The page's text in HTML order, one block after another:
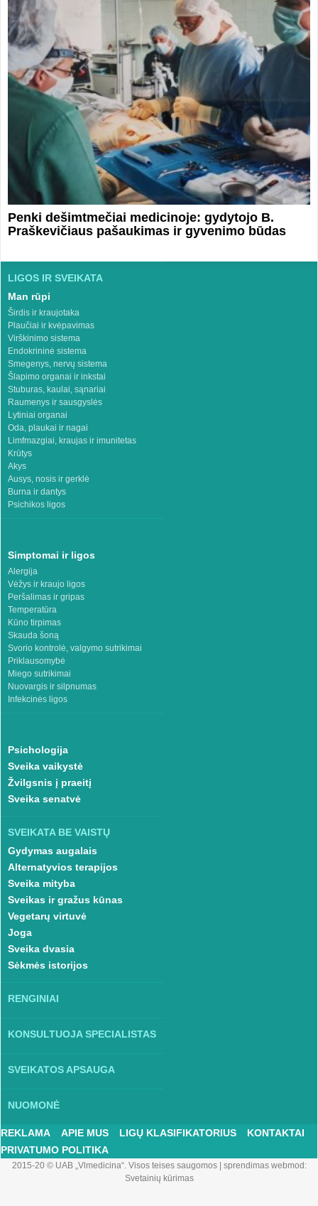
Penki dešimtmečiai medicinoje: gydytojo B.
Praškevičiaus pašaukimas ir gyvenimo būdas
LIGOS IR SVEIKATA
Man rūpi
Širdis ir kraujotaka
Plaučiai ir kvėpavimas
Virškinimo sistema
Endokrininė sistema
Smegenys, nervų sistema
Šlapimo organai ir inkstai
Stuburas, kaulai, sąnariai
Raumenys ir sausgyslės
Lytiniai organai
Oda, plaukai ir nagai
Limfmazgiai, kraujas ir imunitetas
Krūtys
Akys
Ausys, nosis ir gerklė
Burna ir dantys
Psichikos ligos
Simptomai ir ligos
Alergija
Vėžys ir kraujo ligos
Peršalimas ir gripas
Temperatūra
Kūno tirpimas
Skauda šoną
Svorio kontrolė, valgymo sutrikimai
Priklausomybė
Miego sutrikimai
Nuovargis ir silpnumas
Infekcinės ligos
Psichologija
Sveika vaikystė
Žvilgsnis į praeitį
Sveika senatvė
SVEIKATA BE VAISTŲ
Gydymas augalais
Alternatyvios terapijos
Sveika mityba
Sveikas ir gražus kūnas
Vegetarų virtuvė
Joga
Sveika dvasia
Sėkmės istorijos
RENGINIAI
KONSULTUOJA SPECIALISTAS
SVEIKATOS APSAUGA
NUOMONĖ
REKLAMA APIE MUS LIGŲ KLASIFIKATORIUS
KONTAKTAI
PRIVATUMO POLITIKA
2015-20 © UAB „Vlmedicina“. Visos teises saugomos| sprendimas webmod:
Svetainių kūrimas